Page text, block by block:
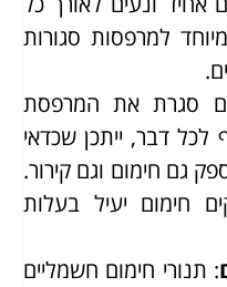
למרפסות סגורות
סגרת את המרפסת
דבר, ייתכן שכדאי
גם חימום וגם קירור.
חימום יעיל בעלות
: תנורי חימום חשמליים